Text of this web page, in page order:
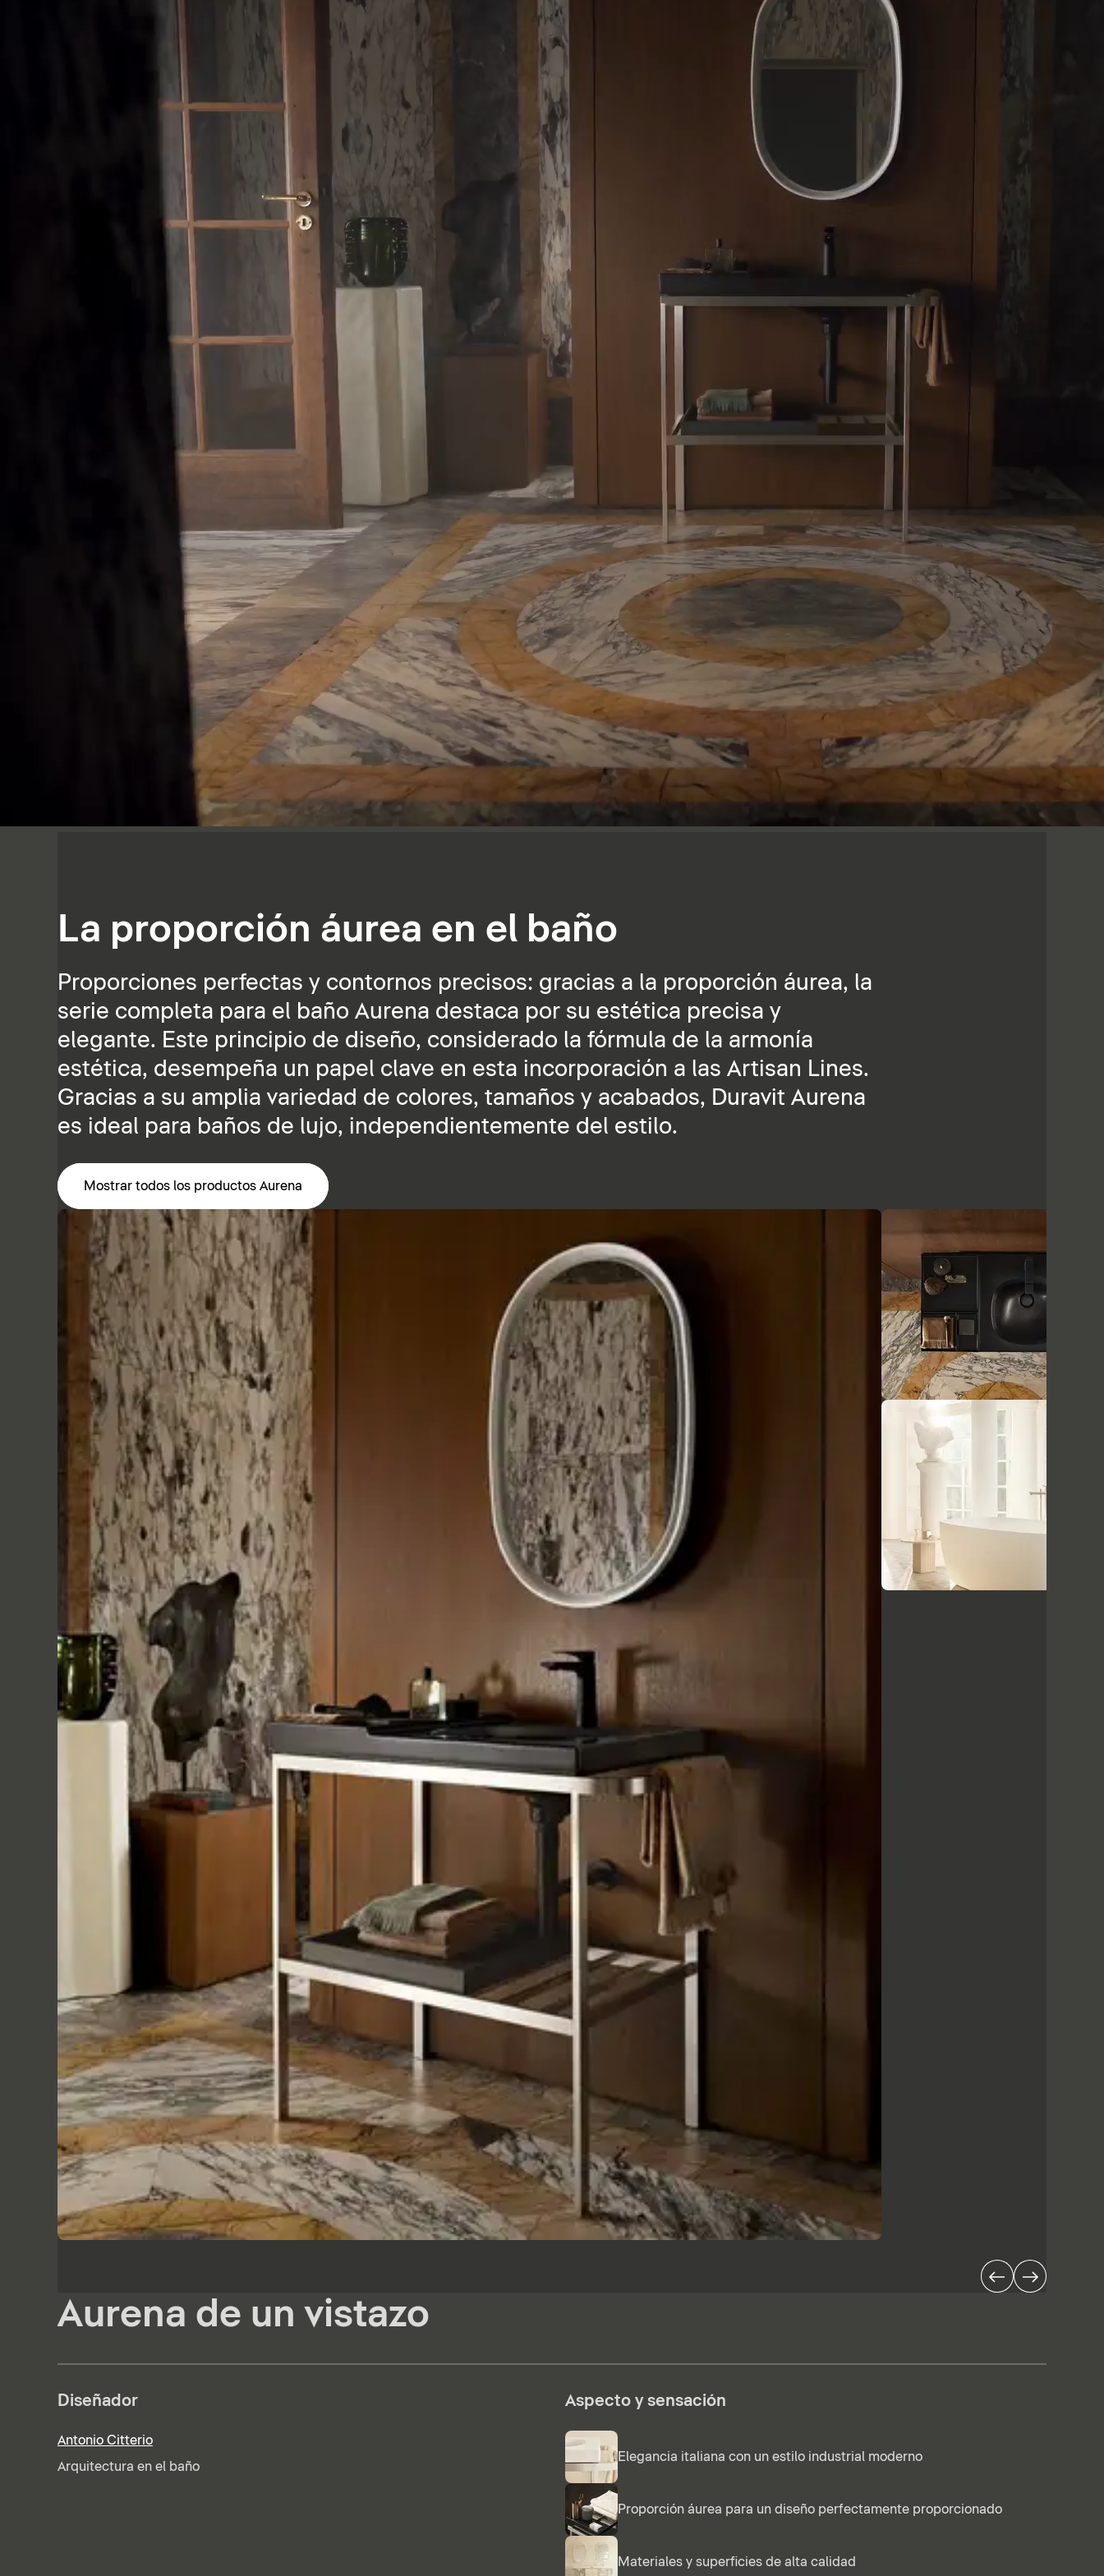
La proporción áurea en el baño
Proporciones perfectas y contornos precisos: gracias a la proporción áurea, la
serie completa para el baño Aurena destaca por su estética precisa y
elegante. Este principio de diseño, considerado la fórmula de la armonía
estética, desempeña un papel clave en esta incorporación a las Artisan Lines.
Gracias a su amplia variedad de colores, tamaños y acabados, Duravit Aurena
es ideal para baños de lujo, independientemente del estilo.
Mostrar todos los productos Aurena
Aurena de un vistazo
Diseñador
Antonio Citterio
Arquitectura en el baño
Aspecto y sensación
Elegancia italiana con un estilo industrial moderno
Proporción áurea para un diseño perfectamente proporcionado
Materiales y superficies de alta calidad